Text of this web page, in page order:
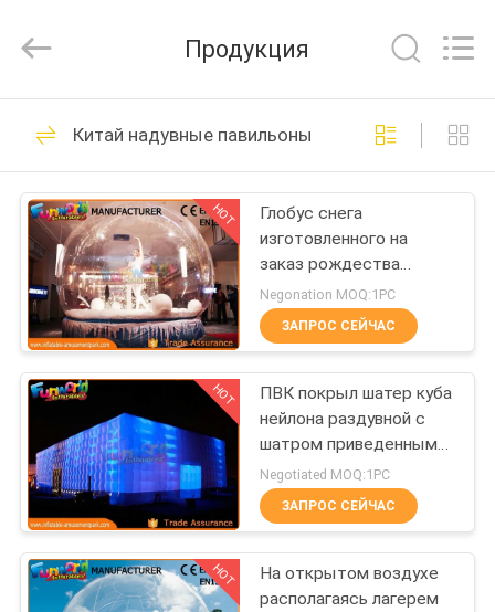
ДОМ
ПРОДУКТЫ
РОЛИКИ
НАС
ПУТЕШЕСТВИЕ
ФАБРИКИ
ПРОВЕРКА
КАЧЕСТВА
Limited.
надувной парк
развлечений
64
Коммерческая
упругий замки
157
242
Продукция
Китай надувные павильоны
HOT
Глобус снега
изготовленного на
заказ рождества
раздувной
человеческий для
украшения рождества
Negonation MOQ:1PC
ЗАПРОС СЕЙЧАС
HOT
ПВК покрыл шатер куба
нейлона раздувной с
шатром приведенным
события освещения/
крупного плана
Negotiated MOQ:1PC
ЗАПРОС СЕЙЧАС
HOT
На открытом воздухе
располагаясь лагерем